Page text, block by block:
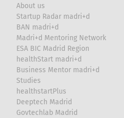
About us
Startup Radar madri+d
BAN madri+d
Madri+d Mentoring Network
ESA BIC Madrid Region
healthStart madri+d
Business Mentor madri+d
Studies
healthstartPlus
Deeptech Madrid
Govtechlab Madrid